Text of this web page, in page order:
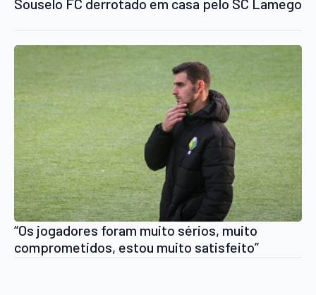
Souselo FC derrotado em casa pelo SC Lamego
“Os jogadores foram muito sérios, muito
comprometidos, estou muito satisfeito”